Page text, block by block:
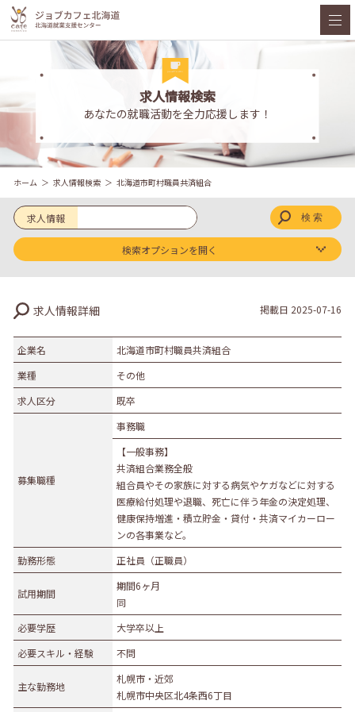
求人情報検索
あなたの就職活動を全力応援します！
ホーム 求人情報検索 北海道市町村職員共済組合
求人情報
検索オプションを開く
業種
農林水産業
建設業
食品製造業
電気・ガス・熱供給業
通信業・情報サービス業
運輸業
自動車販売・修理
不動産業
飲食サービス業
その他サービス
社会福祉・介護事業
その他
求人情報詳細 掲載日 2025-07-16
企業名
北海道市町村職員共済組合
業種
その他
求人区分
既卒
募集職種
事務職
【一般事務】
共済組合業務全般
組合員やその家族に対する病気やケガなどに対する
医療給付処理や退職、死亡に伴う年金の決定処理、
健康保持増進・積立貯金・貸付・共済マイカーロー
ンの各事業など。
勤務形態
正社員（正職員）
試用期間
期間6ヶ月
同
必要学歴
大学卒以上
必要スキル・経験
不問
主な勤務地
札幌市・近郊
札幌市中央区北4条西6丁目